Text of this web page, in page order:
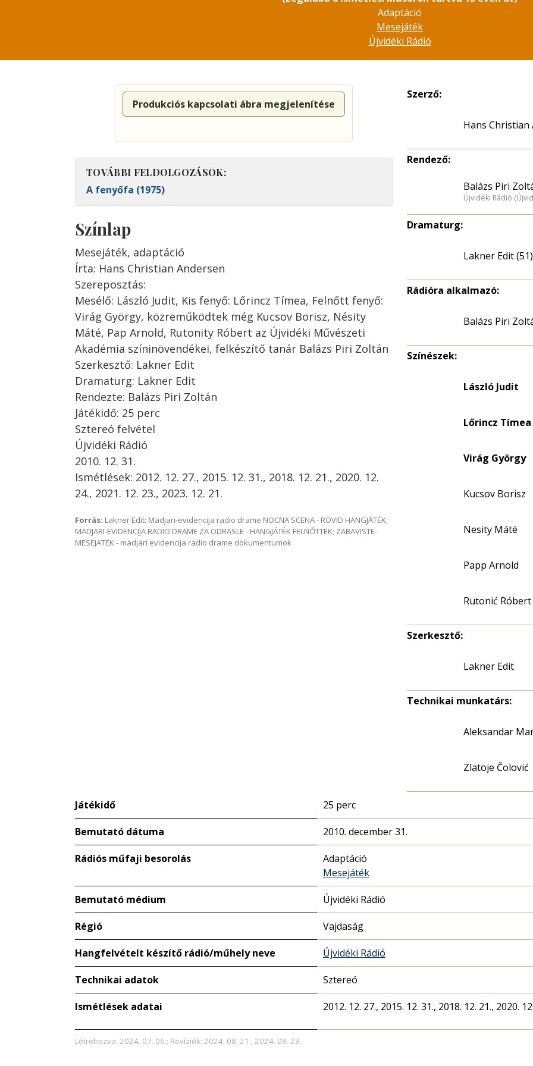
Adaptáció
Mesejáték
Újvidéki Rádió
Produkciós kapcsolati ábra megjelenítése
TOVÁBBI FELDOLGOZÁSOK:
A fenyőfa (1975)
Színlap
Mesejáték, adaptáció
Írta: Hans Christian Andersen
Szereposztás:
Mesélő: László Judit, Kis fenyő: Lőrincz Tímea, Felnőtt fenyő:
Virág György, közreműködtek még Kucsov Borisz, Nésity
Máté, Pap Arnold, Rutonity Róbert az Újvidéki Művészeti
Akadémia színinövendékei, felkészítő tanár Balázs Piri Zoltán
Szerkesztő: Lakner Edit
Dramaturg: Lakner Edit
Rendezte: Balázs Piri Zoltán
Játékidő: 25 perc
Sztereó felvétel
Újvidéki Rádió
2010. 12. 31.
Ismétlések: 2012. 12. 27., 2015. 12. 31., 2018. 12. 21., 2020. 12.
24., 2021. 12. 23., 2023. 12. 21.
Forrás: Lakner Edit: Madjari-evidencija radio drame NOCNA SCENA - RÖVID HANGJÁTÉK;
MADJARI-EVIDENCIJA RADIO DRAME ZA ODRASLE - HANGJÁTÉK FELNŐTTEK; ZABAVISTE-
MESEJATEK - madjari evidencija radio drame dokumentumok
Szerző:
Hans Christian
Rendező:
Balázs Piri
Újvidéki Rádió
Dramaturg:
Lakner Edit (51)
Rádióra alkalmazó:
Balázs Piri
Színészek:
László Judit
Lőrincz Tímea
Virág György
Kucsov Borisz
Nesity Máté
Papp Arnold
Rutonić Róbert
Szerkesztő:
Lakner Edit
Technikai munkatárs:
Aleksandar
Zlatoje Čolović
Játékidő 25 perc
Bemutató dátuma 2010. december 31.
Rádiós műfaji besorolás
Adaptáció
Mesejáték
Bemutató médium Újvidéki Rádió
Régió Vajdaság
Hangfelvételt készítő rádió/műhely neve Újvidéki Rádió
Technikai adatok Sztereó
Ismétlések adatai 2012. 12. 27., 2015. 12. 31., 2018. 12. 21., 2020.
Létrehozva: 2024. 07. 06.; Revíziók: 2024. 08. 21.; 2024. 08. 23.